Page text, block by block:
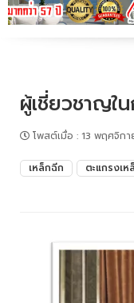
ผู้เชี่ยวชาญใ
โพสต์เมื่อ : 13 พฤศจิก
เหล็กฉีก ตะแกรงเห